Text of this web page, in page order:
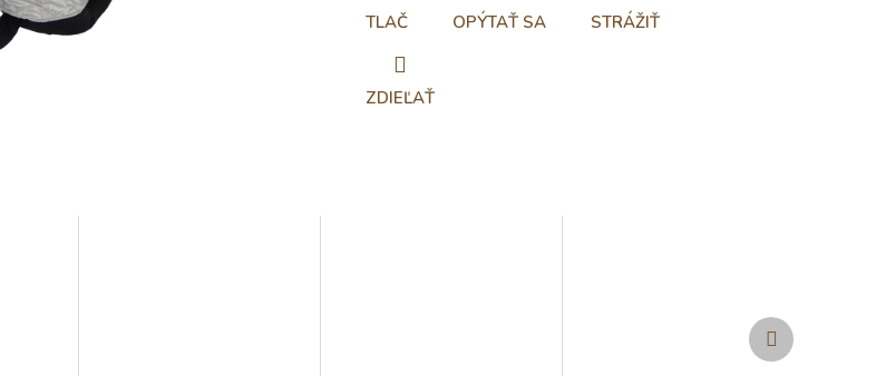
TLAČ OPÝTAŤ SA STRÁŽIŤ
ZDIEĽAŤ
Ďalší
produkt